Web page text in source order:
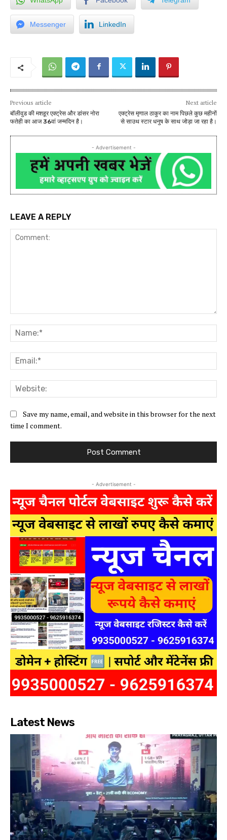
Messenger LinkedIn
Previous article
बॉलीवुड की मशहूर एक्ट्रेस और डांसर नोरा
फतेही का आज 36वां जन्मदिन है।
Next article
एक्ट्रेस मृणाल ठाकुर का नाम पिछले कुछ महीनों
से साउथ स्टार धनुष के साथ जोड़ा जा रहा है।
- Advertisement -
LEAVE A REPLY
Save my name, email, and website in this browser for the next
time I comment.
- Advertisement -
Latest News